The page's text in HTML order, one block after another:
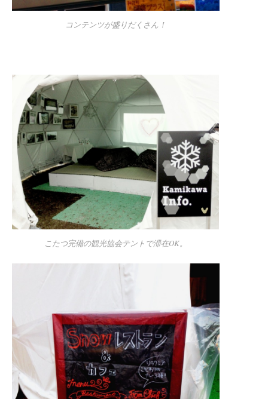
コンテンツが盛りだくさん！
こたつ完備の観光協会テントで滞在OK。